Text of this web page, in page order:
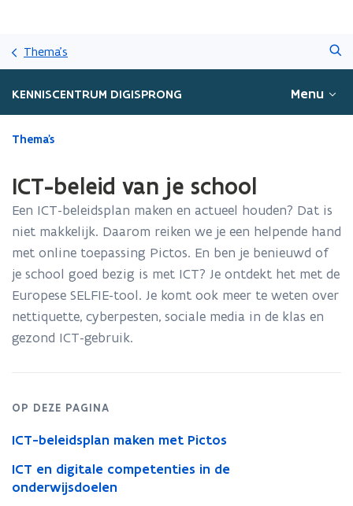
gaan
Thema's
KENNISCENTRUM DIGISPRONG Menu
Gedaan
bevindt
op:
ICT-
beleid
school
Thema's
ICT-beleid van je school
Een ICT-beleidsplan maken en actueel houden? Dat is
niet makkelijk. Daarom reiken we je een helpende hand
met online toepassing Pictos. En ben je benieuwd of
je school goed bezig is met ICT? Je ontdekt het met de
Europese SELFIE-tool. Je komt ook meer te weten over
nettiquette, cyberpesten, sociale media in de klas en
gezond ICT-gebruik.
OP DEZE PAGINA
ICT-beleidsplan maken met Pictos
ICT en digitale competenties in de
onderwijsdoelen